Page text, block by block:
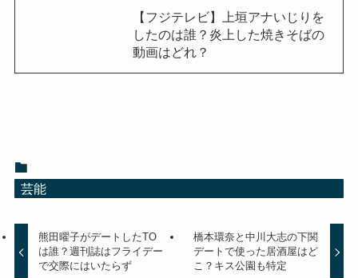
【フジテレビ】上垣アナいじりを
したのは誰？炎上した焼きそばの
動画はどれ？
芸能
熊田曜子がデートしたTO
は誰？週刊誌はフライデー
で交際にはいたらず
橋本環奈と中川大志の下関
デートで使った居酒屋はど
こ？キス公園も特定